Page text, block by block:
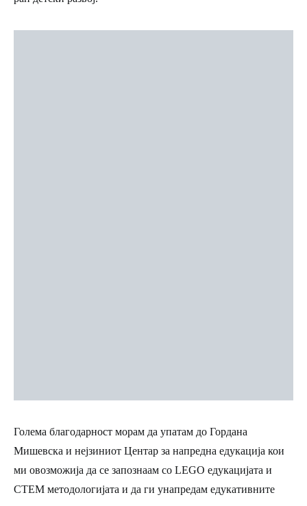
Голема благодарност морам да упатам до Гордана
Мишевска и нејзиниот Центар за напредна едукација кои
ми овозможија да се запознаам со LEGO едукацијата и
СТЕМ методологијата и да ги унапредам едукативните